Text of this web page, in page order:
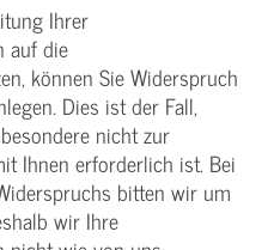
Ihrer
auf die
können Sie Widerspruch
Dies ist der Fall,
nicht zur
Ihnen erforderlich ist. Bei
bitten wir um
wir Ihre